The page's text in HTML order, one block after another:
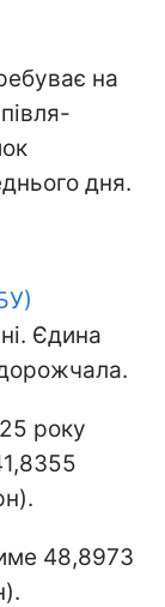
на
дня.
Єдина
року
48,8973